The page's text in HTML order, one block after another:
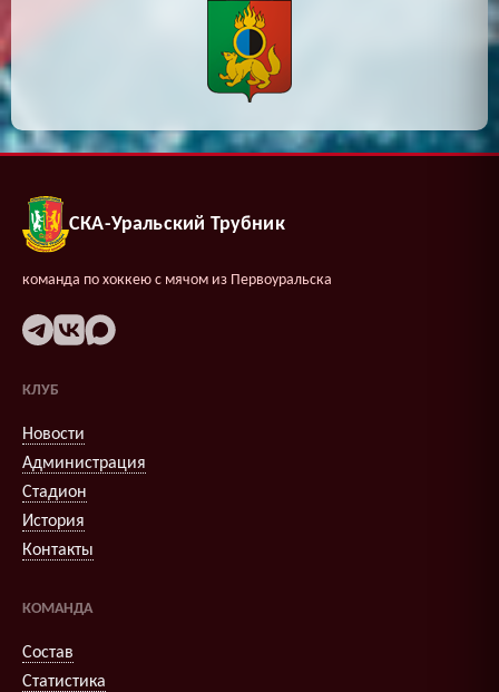
СКА-Уральский Трубник
команда по хоккею с мячом из Первоуральска
КЛУБ
Новости
Администрация
Стадион
История
Контакты
КОМАНДА
Состав
Статистика